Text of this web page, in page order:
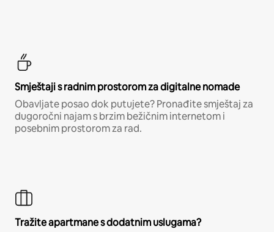
Smještaji s radnim prostorom za digitalne nomade
Obavljate posao dok putujete? Pronađite smještaj za
dugoročni najam s brzim bežičnim internetom i
posebnim prostorom za rad.
Tražite apartmane s dodatnim uslugama?